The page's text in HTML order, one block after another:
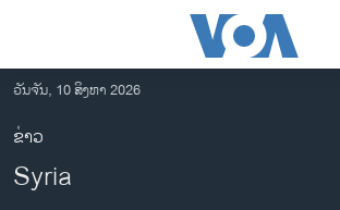
ເຂົ້າ
ຫາ
ຂ້າມ
ຂ້າມ
ອາເມຣິກາ
ວັນຈັນ, 10 ສິງຫາ 2026
ຂ່າວ
Syria